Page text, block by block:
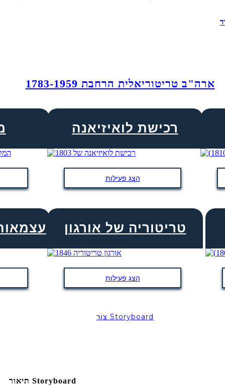
ארה"ב טריטוריאלית הרחבת 1783-1959
רכישת לואיזיאנה
הצג פעילות
טריטוריה של אורגון
הצג פעילות
צור Storyboard
תיאור Storyboard